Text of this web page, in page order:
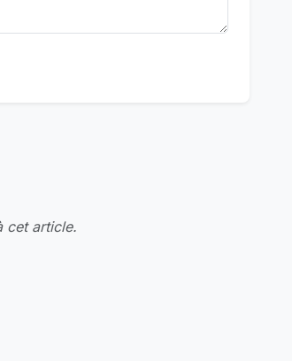
cet article.